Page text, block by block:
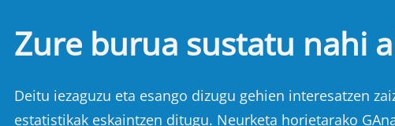
Zure burua sustatu nahi
Deitu iezaguzu eta esango dizugu gehien interesatzen
estatistikak eskaintzen ditugu. Neurketa horietarako